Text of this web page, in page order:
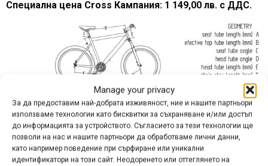
Manage your privacy
За да предоставим най-добрата изживяност, ние и нашите партньори
използваме технологии като бисквитки за съхраняване и/или достъп
до информацията за устройството. Съгласието за тези технологии ще
позволи на нас и нашите партньори да обработваме лични данни,
като например поведение при сърфиране или уникални
идентификатори на този сайт. Неодоренето или оттеглянето на
Специална цена Cross Кампания: 1 149,00 лв. с ДДС.